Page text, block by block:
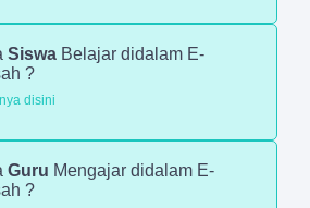
Siswa Belajar didalam E-
?
disini
Guru Mengajar didalam E-
?